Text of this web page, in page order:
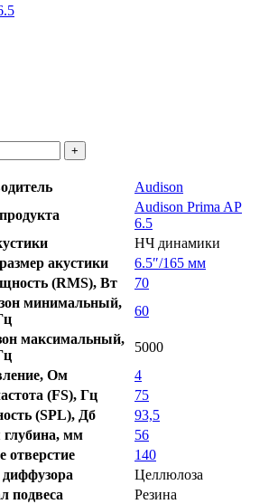
Audison
Audison Prima AP
6.5
НЧ динамики
акустики
6.5″/165 мм
(RMS), Вт
70
минимальный,
60
максимальный,
5000
Ом
4
(FS), Гц
75
(SPL), Дб
93,5
мм
56
отверстие
140
Целлюлоза
подвеса
Резина